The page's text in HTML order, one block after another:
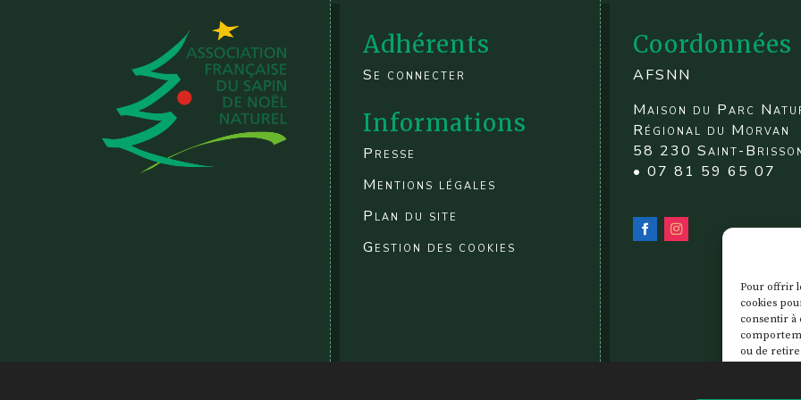
Pour offrir
cookies
consentir à
ou de
Adhérents
Se connecter
Informations
Presse
Mentions légales
Plan du site
Gestion des cookies
Coordonnées
AFSNN
Maison du Parc
Régional du Morvan
58 230 Saint-
• 07 81 59 65 07